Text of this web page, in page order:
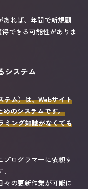
あれば、年間で新規顧
できる可能性がありま
システム
テム）は、Webサイト
めのシステムです。
ミング知識がなくても
プログラマーに依頼す
々の更新作業が可能に